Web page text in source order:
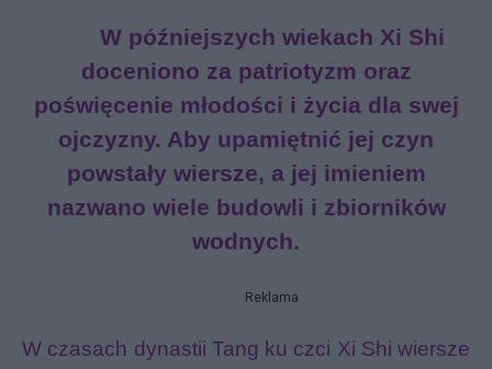
W późniejszych wiekach Xi Shi
doceniono za patriotyzm oraz
poświęcenie młodości i życia dla swej
ojczyzny. Aby upamiętnić jej czyn
powstały wiersze, a jej imieniem
nazwano wiele budowli i zbiorników
wodnych.
Reklama
W czasach dynastii Tang ku czci Xi Shi wiersze